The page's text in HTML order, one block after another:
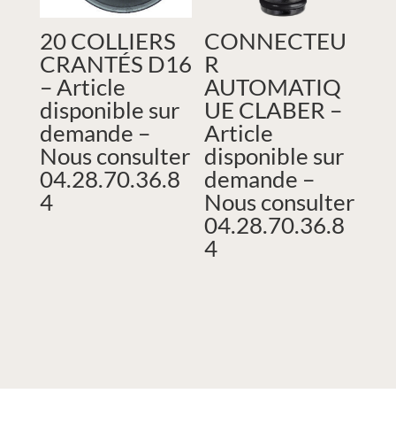
20 COLLIERS
CRANTÉS D16
– Article
disponible sur
demande –
Nous consulter
04.28.70.36.8
4
CONNECTEU
R
AUTOMATIQ
UE CLABER –
Article
disponible sur
demande –
Nous consulter
04.28.70.36.8
4